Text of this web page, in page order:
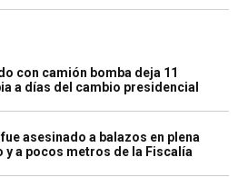
con camión bomba deja 11
a días del cambio presidencial
asesinado a balazos en plena
y a pocos metros de la Fiscalía